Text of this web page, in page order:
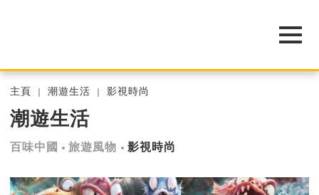
主頁 潮遊生活 影視時尚
潮遊生活
百味中國 旅遊風物 影視時尚